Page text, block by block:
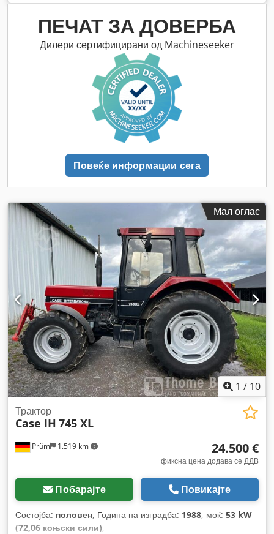
ПЕЧАТ ЗА ДОВЕРБА
Дилери сертифицирани од Machineseeker
Повеќе информации сега
Мал оглас
1 / 10
Prüm 1.519 km
Трактор
Case IH 745 XL
24.500 €
фиксна цена додава се ДДВ
Побарајте Повикајте
Состојба: половен, Година на изградба: 1988, моќ: 53 kW
(72,06 коњски сили),